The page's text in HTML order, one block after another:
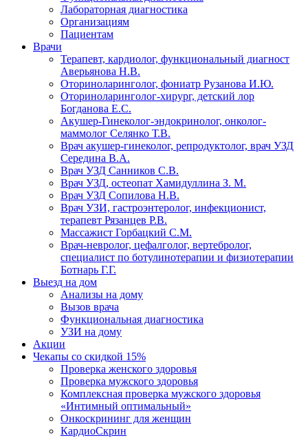
Лабораторная диагностика
Организациям
Пациентам
Врачи
Терапевт, кардиолог, функциональный диагност
Аверьянова Н.В.
Оториноларинголог, фониатр Рузанова И.Ю.
Оториноларинголог-хирург, детский лор
Богданова Е.С.
Акушер-Гинеколог-эндокринолог, онколог-
маммолог Селянко Т.В.
Врач акушер-гинеколог, репродуктолог, врач УЗД
Середина В.А.
Врач УЗД Санников С.В.
Врач УЗД, остеопат Хамидуллина З. М.
Врач УЗД Сопилова Н.В.
Врач УЗИ, гастроэнтеролог, инфекционист,
терапевт Рязанцев Р.В.
Массажист Горбацкий С.М.
Врач-невролог, цефалголог, вертебролог,
специалист по ботулинотерапии и физиотерапии
Ботнарь Г.Г.
Выезд на дом
Анализы на дому
Вызов врача
Функциональная диагностика
УЗИ на дому
Акции
Чекапы со скидкой 15%
Проверка женского здоровья
Проверка мужского здоровья
Комплексная проверка мужского здоровья
«Интимный оптимальный»
Онкоcкрининг для женщин
КардиоСкрин